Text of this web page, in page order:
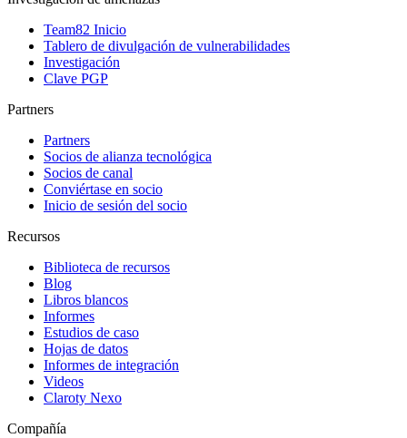
Team82 Inicio
Tablero de divulgación de vulnerabilidades
Investigación
Clave PGP
Partners
Partners
Socios de alianza tecnológica
Socios de canal
Conviértase en socio
Inicio de sesión del socio
Recursos
Biblioteca de recursos
Blog
Libros blancos
Informes
Estudios de caso
Hojas de datos
Informes de integración
Videos
Claroty Nexo
Compañía